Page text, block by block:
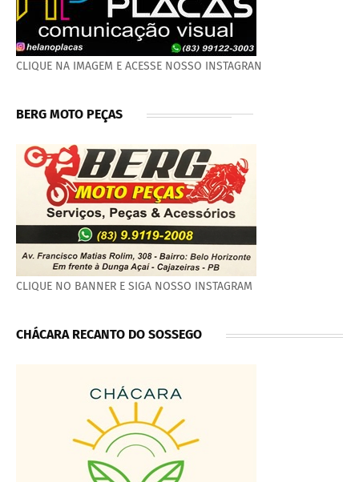
CLIQUE NA IMAGEM E ACESSE NOSSO INSTAGRAN
BERG MOTO PEÇAS
CLIQUE NO BANNER E SIGA NOSSO INSTAGRAM
CHÁCARA RECANTO DO SOSSEGO